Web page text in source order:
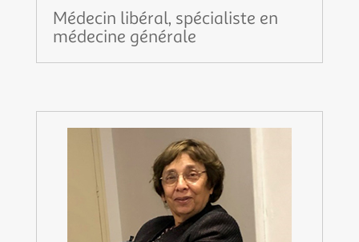
Médecin libéral, spécialiste en
médecine générale